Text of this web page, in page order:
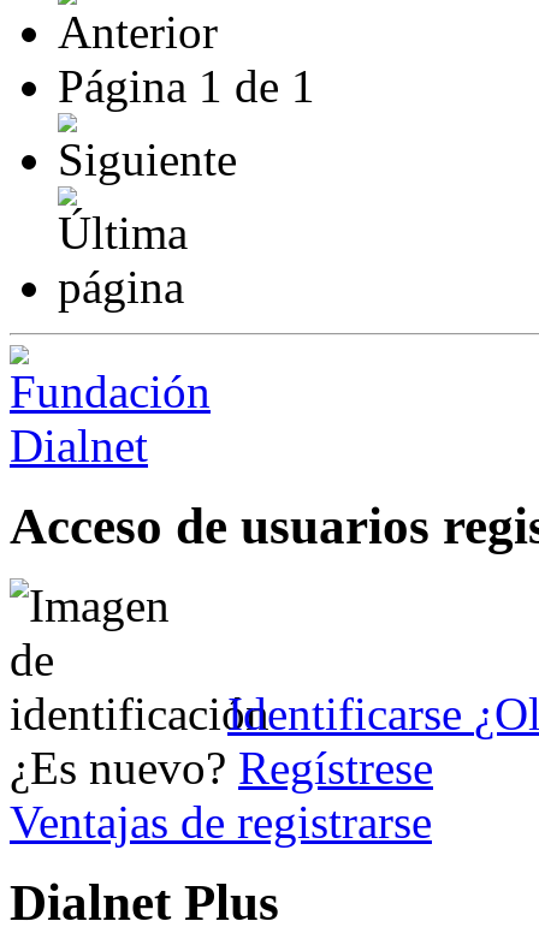
Página 1 de 1
Acceso de usuarios
Identificarse
¿Es nuevo? Regístrese
Ventajas de registrarse
Dialnet Plus